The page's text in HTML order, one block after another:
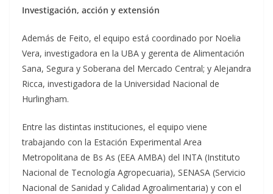
Investigación, acción y extensión
Además de Feito, el equipo está coordinado por Noelia
Vera, investigadora en la UBA y gerenta de Alimentación
Sana, Segura y Soberana del Mercado Central; y Alejandra
Ricca, investigadora de la Universidad Nacional de
Hurlingham.
Entre las distintas instituciones, el equipo viene
trabajando con la Estación Experimental Area
Metropolitana de Bs As (EEA AMBA) del INTA (Instituto
Nacional de Tecnología Agropecuaria), SENASA (Servicio
Nacional de Sanidad y Calidad Agroalimentaria) y con el